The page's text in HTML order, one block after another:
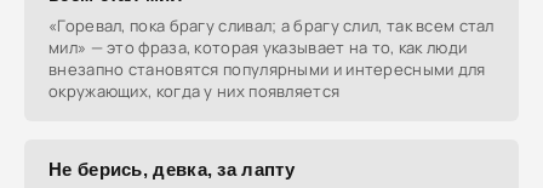
«Горевал, пока брагу сливал; а брагу слил, так всем стал
мил» — это фраза, которая указывает на то, как люди
внезапно становятся популярными и интересными для
окружающих, когда у них появляется
Не берись, девка, за лапту